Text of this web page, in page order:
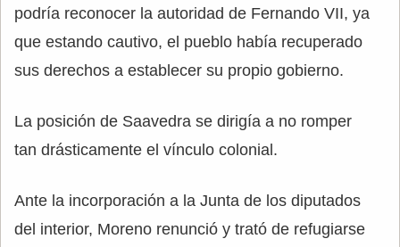
podría reconocer la autoridad de Fernando VII, ya
que estando cautivo, el pueblo había recuperado
sus derechos a establecer su propio gobierno.
La posición de Saavedra se dirigía a no romper
tan drásticamente el vínculo colonial.
Ante la incorporación a la Junta de los diputados
del interior, Moreno renunció y trató de refugiarse